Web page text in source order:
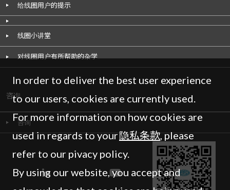
In order to deliver the best user experience
to our users, cookies are currently used.
For more information on how cookies are
used in regards to your隐私条款, please
refer to our pivacy policy.
By using our website, you accept and
给线圈用户的提示
线圈小讲堂
对线圈用户有所帮助的杂学
咨询
咨询